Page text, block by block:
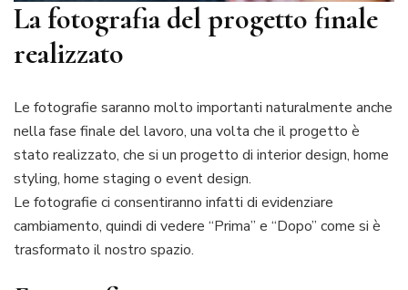
La fotografia del progetto finale
realizzato
Le fotografie saranno molto importanti naturalmente anche
nella fase finale del lavoro, una volta che il progetto è
stato realizzato, che si un progetto di interior design, home
styling, home staging o event design.
Le fotografie ci consentiranno infatti di evidenziare
cambiamento, quindi di vedere “Prima” e “Dopo” come si è
trasformato il nostro spazio.